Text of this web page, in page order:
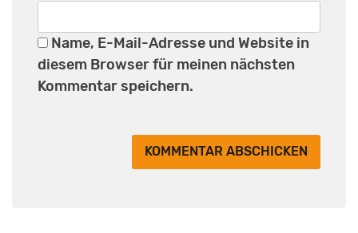
Name, E-Mail-Adresse und Website in
diesem Browser für meinen nächsten
Kommentar speichern.